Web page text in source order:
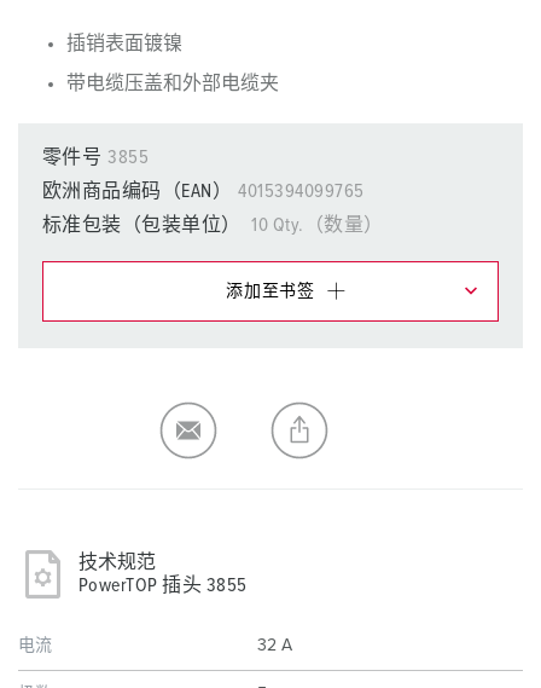
插销表面镀镍
带电缆压盖和外部电缆夹
零件号 3855
欧洲商品编码（EAN）
4015394099765
标准包装（包装单位）
10 Qty.（数量）
添加至书签
生成新清单
技术规范
PowerTOP 插头 3855
电流 32 A